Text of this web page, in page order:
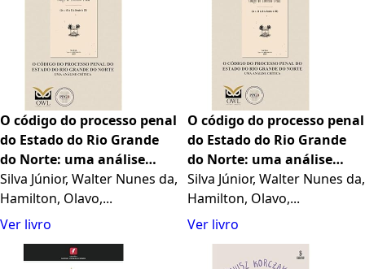
O código do processo penal
do Estado do Rio Grande
do Norte: uma análise
crítica (Portuguese Edition)
Silva Júnior, Walter Nunes da,
Hamilton, Olavo,...
Ver livro
O código do processo penal
do Estado do Rio Grande
do Norte: uma análise
crítica (Portuguese Edition)
Silva Júnior, Walter Nunes da,
Hamilton, Olavo,...
Ver livro